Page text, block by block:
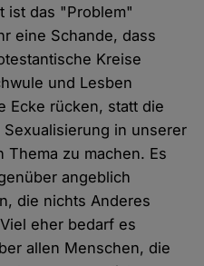
ist das "Problem"
eine Schande, dass
Kreise
und Lesben
Ecke rücken, statt die
in unserer
Thema zu machen. Es
angeblich
die nichts Anderes
eher bedarf es
allen Menschen, die